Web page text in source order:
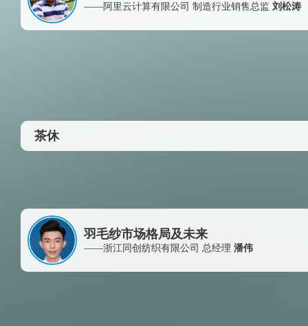
——阿里云计算有限公司 制造行业销售总监 刘松涛
茶休
羽毛纱市场格局及未来
——浙江同创纺织有限公司 总经理 潘伟